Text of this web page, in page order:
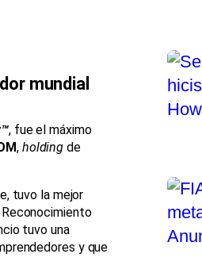
mundial
, fue el máximo
, holdingde
tuvo la mejor
tuvo una
y que